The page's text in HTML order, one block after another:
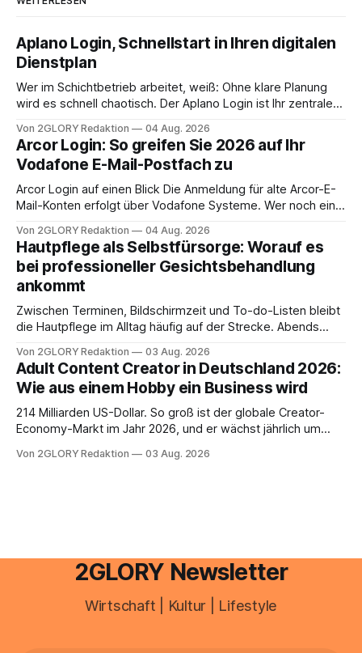
Aplano Login, Schnellstart in Ihren digitalen
Dienstplan
Wer im Schichtbetrieb arbeitet, weiß: Ohne klare Planung
wird es schnell chaotisch. Der Aplano Login ist Ihr zentraler
abwesenheiten und die gesamte kommunikation rund um
Ihr personal digital zu organisieren. In diesem Leitfaden
erfahren Sie alles, was Sie für einen reibungslosen Einstieg
brauchen, von der Registrierung
Von 2GLORY Redaktion 04 Aug. 2026
Arcor Login: So greifen Sie 2026 auf Ihr
Vodafone E-Mail-Postfach zu
Arcor Login auf einen Blick Die Anmeldung für alte Arcor-E-
Mail-Konten erfolgt über Vodafone Systeme. Wer noch eine
besitzt, loggt sich heute über das Vodafone E-Mail & Cloud
Portal ein. Der klassische Arcor Login über mail.
Von 2GLORY Redaktion 04 Aug. 2026
Hautpflege als Selbstfürsorge: Worauf es
bei professioneller Gesichtsbehandlung
ankommt
Zwischen Terminen, Bildschirmzeit und To-do-Listen bleibt
die Hautpflege im Alltag häufig auf der Strecke. Abends
Drogerie – mehr ist zeitlich oft nicht drin. Dabei reagiert die
Haut empfindlich auf Stress, Schlafmangel und
Umwelteinflüsse: Sie wirkt müde, spannt oder neigt zu
Unreinheiten. Professionelle
Von 2GLORY Redaktion 03 Aug. 2026
Adult Content Creator in Deutschland 2026:
Wie aus einem Hobby ein Business wird
214 Milliarden US-Dollar. So groß ist der globale Creator-
Economy-Markt im Jahr 2026, und er wächst jährlich um
ist längst ein ernstzunehmender Wirtschaftszweig. Weltweit
Von 2GLORY Redaktion 03 Aug. 2026
2GLORY Newsletter
Wirtschaft | Kultur | Lifestyle